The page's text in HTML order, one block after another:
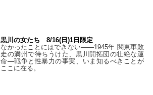
黒川の女たち 8/16(日)1日限定
なかったことにはできない——1945年 関東軍敗
走の満州で待ちうけた、黒川開拓団の壮絶な運
命―戦争と性暴力の事実、いま知るべきことが
ここに在る。